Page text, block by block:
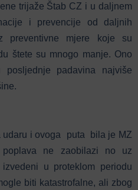
trijaže Štab CZ i u daljnem
i prevencije od daljnih
preventivne mjere koje su
štete su mnogo manje. Ono
padavina najviše
udaru i ovoga puta bila je MZ
ne zaobilazi no uz
u proteklom periodu
biti katastrofalne, ali zbog